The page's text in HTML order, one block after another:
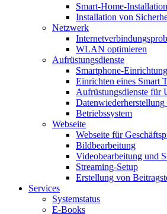
Smart-Home-
Installation von
Netzwerk
WLAN optimieren
Aufrüstungsdienste
Smartphone-Einrichtung
Einrichten eines Smart
Aufrüstungsdienste für
Datenwiederherstellung
Betriebssystem
Webseite
Webseite für
Bildbearbeitung
Videobearbeitung und
Streaming-Setup
Erstellung von
Services
Systemstatus
E-Books